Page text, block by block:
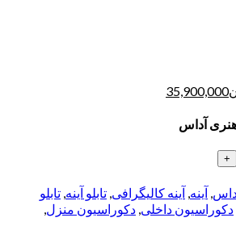
35,900,000
آداس
, آینه, آینه کالیگرافی, تابلو آینه, تابلو
دکوراسیون داخلی, دکوراسیون منزل,